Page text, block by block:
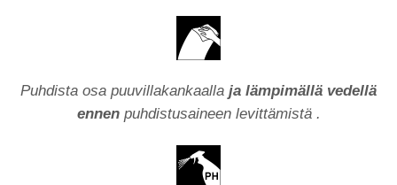
Puhdista osa puuvillakankaalla ja lämpimällä vedellä
ennen puhdistusaineen levittämistä .